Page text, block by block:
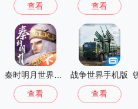
查看 查看
查看
战争世界手机版
查看